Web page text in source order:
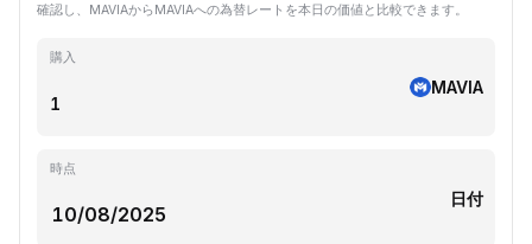
確認し、MAVIAからMAVIAへの為替レートを本日の価値と比較できます。
購入
MAVIA
時点
日付